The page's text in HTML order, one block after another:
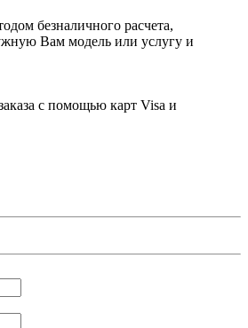
безналичного расчета,
Вам модель или услугу и
с помощью карт Visa и